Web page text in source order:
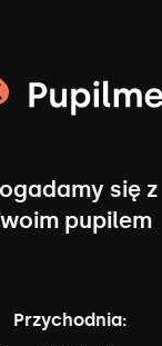
się z
pupilem
Przychodnia: